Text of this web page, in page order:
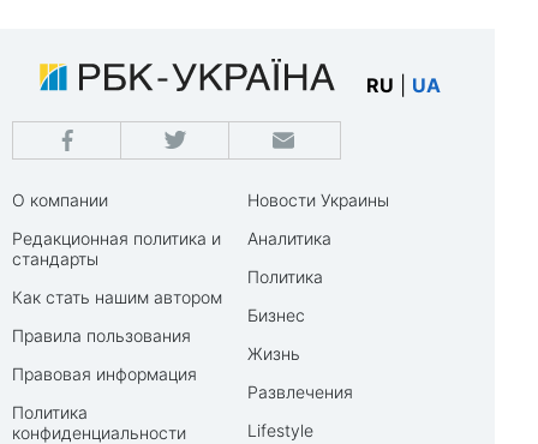
RU UA
О компании
Редакционная политика и
стандарты
Как стать нашим автором
Правила пользования
Правовая информация
Политика
конфиденциальности
Новости Украины
Аналитика
Политика
Бизнес
Жизнь
Развлечения
Lifestyle